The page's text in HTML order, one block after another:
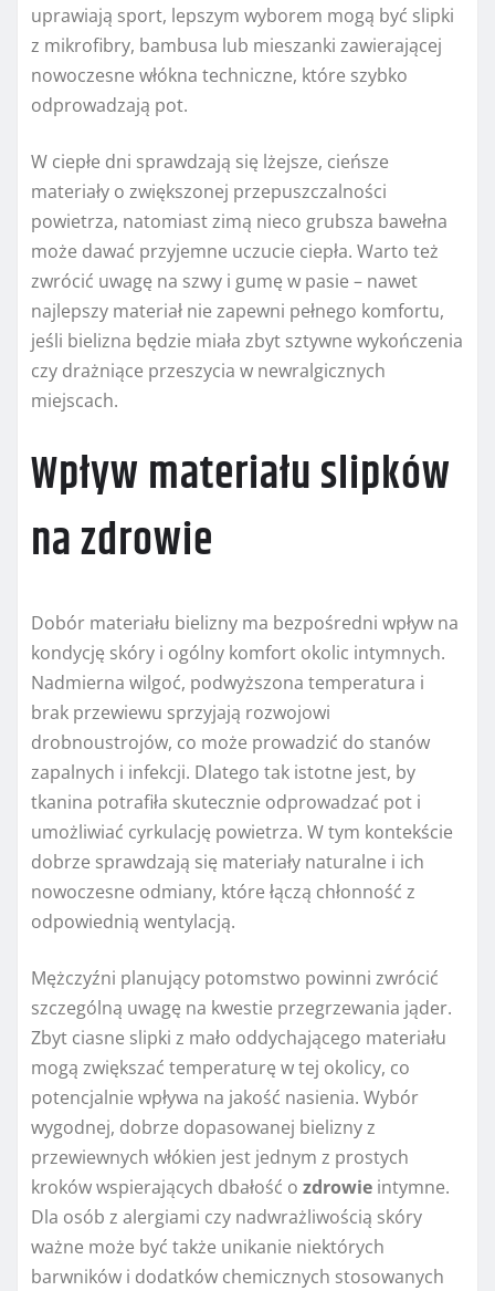
uprawiają sport, lepszym wyborem mogą być slipki
z mikrofibry, bambusa lub mieszanki zawierającej
nowoczesne włókna techniczne, które szybko
odprowadzają pot.
W ciepłe dni sprawdzają się lżejsze, cieńsze
materiały o zwiększonej przepuszczalności
powietrza, natomiast zimą nieco grubsza bawełna
może dawać przyjemne uczucie ciepła. Warto też
zwrócić uwagę na szwy i gumę w pasie – nawet
najlepszy materiał nie zapewni pełnego komfortu,
jeśli bielizna będzie miała zbyt sztywne wykończenia
czy drażniące przeszycia w newralgicznych
miejscach.
Wpływ materiału slipków
na zdrowie
Dobór materiału bielizny ma bezpośredni wpływ na
kondycję skóry i ogólny komfort okolic intymnych.
Nadmierna wilgoć, podwyższona temperatura i
brak przewiewu sprzyjają rozwojowi
drobnoustrojów, co może prowadzić do stanów
zapalnych i infekcji. Dlatego tak istotne jest, by
tkanina potrafiła skutecznie odprowadzać pot i
umożliwiać cyrkulację powietrza. W tym kontekście
dobrze sprawdzają się materiały naturalne i ich
nowoczesne odmiany, które łączą chłonność z
odpowiednią wentylacją.
Mężczyźni planujący potomstwo powinni zwrócić
szczególną uwagę na kwestie przegrzewania jąder.
Zbyt ciasne slipki z mało oddychającego materiału
mogą zwiększać temperaturę w tej okolicy, co
potencjalnie wpływa na jakość nasienia. Wybór
wygodnej, dobrze dopasowanej bielizny z
przewiewnych włókien jest jednym z prostych
kroków wspierających dbałość o zdrowie intymne.
Dla osób z alergiami czy nadwrażliwością skóry
ważne może być także unikanie niektórych
barwników i dodatków chemicznych stosowanych